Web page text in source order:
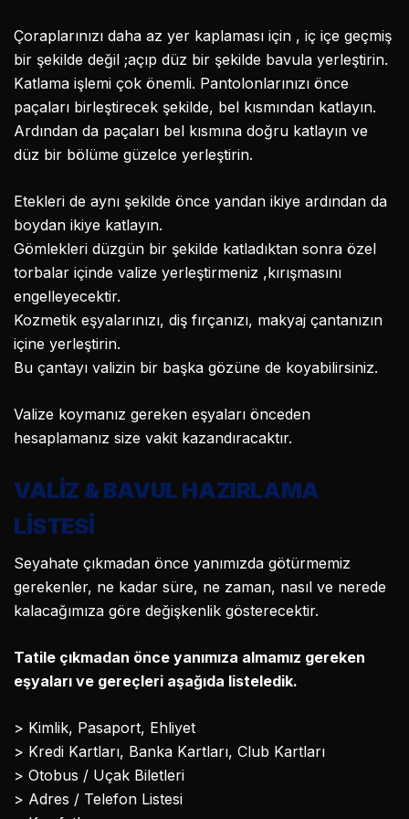
Çoraplarınızı daha az yer kaplaması için , iç içe geçmiş
bir şekilde değil ;açıp düz bir şekilde bavula yerleştirin.
Katlama işlemi çok önemli. Pantolonlarınızı önce
paçaları birleştirecek şekilde, bel kısmından katlayın.
Ardından da paçaları bel kısmına doğru katlayın ve
düz bir bölüme güzelce yerleştirin.
Etekleri de aynı şekilde önce yandan ikiye ardından da
boydan ikiye katlayın.
Gömlekleri düzgün bir şekilde katladıktan sonra özel
torbalar içinde valize yerleştirmeniz ,kırışmasını
engelleyecektir.
Kozmetik eşyalarınızı, diş fırçanızı, makyaj çantanızın
içine yerleştirin.
Bu çantayı valizin bir başka gözüne de koyabilirsiniz.
Valize koymanız gereken eşyaları önceden
hesaplamanız size vakit kazandıracaktır.
VALİZ & BAVUL HAZIRLAMA
LİSTESİ
Seyahate çıkmadan önce yanımızda götürmemiz
gerekenler, ne kadar süre, ne zaman, nasıl ve nerede
kalacağımıza göre değişkenlik gösterecektir.
Tatile çıkmadan önce yanımıza almamız gereken
eşyaları ve gereçleri aşağıda listeledik.
> Kimlik, Pasaport, Ehliyet
> Kredi Kartları, Banka Kartları, Club Kartları
> Otobus / Uçak Biletleri
> Adres / Telefon Listesi